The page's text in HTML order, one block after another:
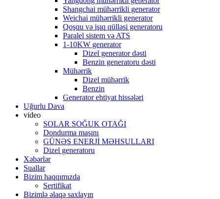
Shangchai mühərrikli generator
Weichai mühərrikli generator
Qoşqu və işıq qülləsi generatoru
Paralel sistem və ATS
1-10KW generator
Dizel generator dəsti
Benzin generatoru dəsti
Mühərrik
Dizel mühərrik
Benzin
Generator ehtiyat hissələri
Uğurlu Dava
video
SOLAR SOĞUK OTAĞI
Dondurma maşını
GÜNƏŞ ENERJİ MƏHSULLARI
Dizel generatoru
Xəbərlər
Suallar
Bizim haqqımızda
Sertifikat
Bizimlə əlaqə saxlayın